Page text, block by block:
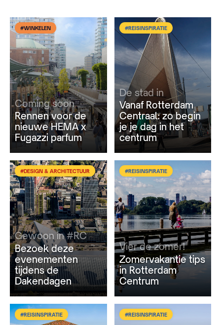
#WINKELEN
Coming soon
Rennen voor de
nieuwe HEMA x
Fugazzi parfum
#REISINSPIRATIE
De stad in
Vanaf Rotterdam
Centraal: zo begin
je je dag in het
centrum
#DESIGN & ARCHITECTUUR
Gewoon in #RC
Bezoek deze
evenementen
tijdens de
Dakendagen
#REISINSPIRATIE
Vier de zomer!
Zomervakantie tips
in Rotterdam
Centrum
#REISINSPIRATIE #REISINSPIRATIE